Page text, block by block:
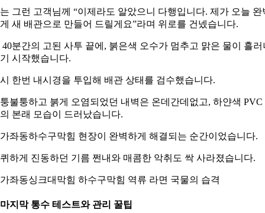
그런 고객님께 “이제라도 알았으니 다행입니다. 제가 오늘 완
새 배관으로 만들어 드릴게요”라며 위로를 건넸습니다.
40분간의 고된 사투 끝에, 붉은색 오수가 멈추고 맑은 물이 흘러
시작했습니다.
한번 내시경을 투입해 배관 상태를 검수했습니다.
불퉁하고 붉게 오염되었던 내벽은 온데간데없고, 하얀색 PVC
본래 모습이 드러났습니다.
좌동하수구막힘 현장이 완벽하게 해결되는 순간이었습니다.
하게 진동하던 기름 쩐내와 매콤한 악취도 싹 사라졌습니다.
좌동싱크대막힘 하수구막힘 역류 라면 국물의 습격
지막 통수 테스트와 관리 꿀팁